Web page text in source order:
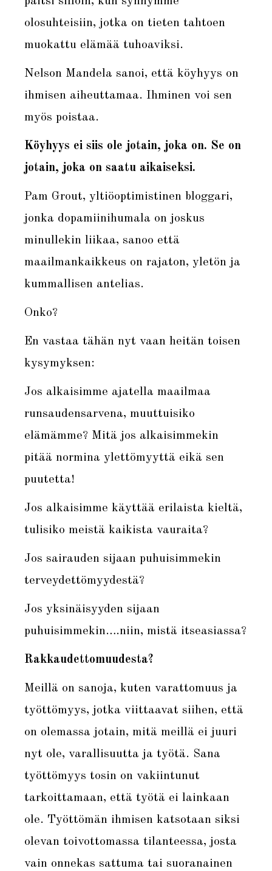
olosuhteisiin, jotka on tieten tahtoen
muokattu elämää tuhoaviksi.
Nelson Mandela sanoi, että köyhyys on
ihmisen aiheuttamaa. Ihminen voi sen
myös poistaa.
Köyhyys ei siis ole jotain, joka on. Se on
jotain, joka on saatu aikaiseksi.
Pam Grout, yltiöoptimistinen bloggari,
jonka dopamiinihumala on joskus
minullekin liikaa, sanoo että
maailmankaikkeus on rajaton, yletön ja
kummallisen antelias.
Onko?
En vastaa tähän nyt vaan heitän toisen
kysymyksen:
Jos alkaisimme ajatella maailmaa
runsaudensarvena, muuttuisiko
elämämme? Mitä jos alkaisimmekin
pitää normina ylettömyyttä eikä sen
puutetta!
Jos alkaisimme käyttää erilaista kieltä,
tulisiko meistä kaikista vauraita?
Jos sairauden sijaan puhuisimmekin
terveydettömyydestä?
Jos yksinäisyyden sijaan
puhuisimmekin….niin, mistä itseasiassa?
Rakkaudettomuudesta?
Meillä on sanoja, kuten varattomuus ja
työttömyys, jotka viittaavat siihen, että
on olemassa jotain, mitä meillä ei juuri
nyt ole, varallisuutta ja työtä. Sana
työttömyys tosin on vakiintunut
tarkoittamaan, että työtä ei lainkaan
ole. Työttömän ihmisen katsotaan siksi
olevan toivottomassa tilanteessa, josta
vain onnekas sattuma tai suoranainen